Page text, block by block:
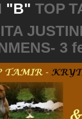
"B" TOP
3